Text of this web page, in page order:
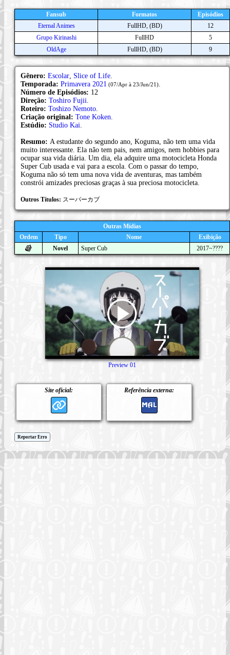
Fansub Formatos
Episódios
Eternal Animes
FullHD, (BD)
12
Grupo Kirinashi
FullHD
5
OldAge
FullHD, (BD) 9
Gênero: Escolar Slice of Life
Temporada: Primavera 2021 (07/Apr à 23/Jun/21)
Número de Episódios: 12
Direção: Toshiro Fujii
Roteiro: Toshizo Nemoto
Criação original: Tone Koken
Estúdio: Studio Kai
Resumo: A estudante do segundo ano, Koguma, não tem uma vida
muito interessante. Ela não tem pais, nem amigos, nem hobbies para
ocupar sua vida diária. Um dia, ela adquire uma motocicleta Honda
Super Cub usada e vai para a escola. Com o passar do tempo,
Koguma não só tem uma nova vida de aventuras, mas também
constrói amizades preciosas graças à sua preciosa motocicleta.
Outros Títulos: スーパーカブ
Outras Mídias
Ordem
Tipo Nome
Exibição
Novel
Super Cub 2017~????
Site oficial: Referência externa:
Preview 01
Reportar Erro